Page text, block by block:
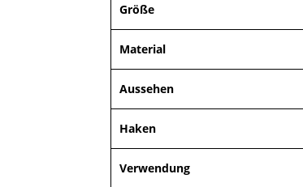
Größe
Material
Aussehen
Haken
Verwendung